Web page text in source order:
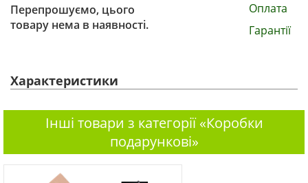
Перепрошуємо, цього
товару нема в наявності.
Оплата
Гарантії
Характеристики
Інші товари з категорії «Коробки
подарункові»